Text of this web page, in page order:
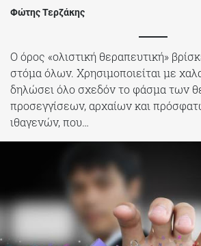
Φώτης Τερζάκης
Ο όρος «ολιστική θεραπευτική»
στόμα όλων. Χρησιμοποιείται με
δηλώσει όλο σχεδόν το φάσμα των
προσεγγίσεων, αρχαίων και
ιθαγενών, που…